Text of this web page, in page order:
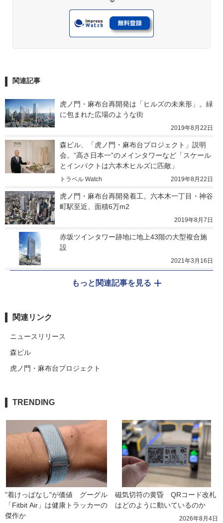
関連記事
虎ノ門・麻布台再開発は「ヒルズの未来形」。緑
に包まれた広場のような街
2019年8月22日
森ビル、「虎ノ門・麻布台プロジェクト」説明
会。“高さ日本一”のメインタワーなど「スケール
とインパクトは六本木ヒルズに匹敵」
トラベル Watch 2019年8月22日
虎ノ門・麻布台再開発着工。六本木一丁目・神谷
町駅至近、面積6万m2
2019年8月7日
赤坂ツインタワー跡地に地上43階の大型複合施
設
2021年3月16日
もっと関連記事を見る
関連リンク
ニュースリリース
森ビル
虎ノ門・麻布台プロジェクト
TRENDING
"着けっぱなし"が価値　グーグル
「Fitbit Air」は健康トラッカーの
傑作か
磁気切符の黄昏　QRコード改札
はどのように動いているのか
2026年8月4日